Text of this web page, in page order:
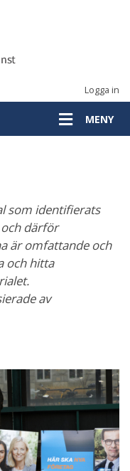
Logga in
MENY
som identifierats
därför
är omfattande och
och hitta
av